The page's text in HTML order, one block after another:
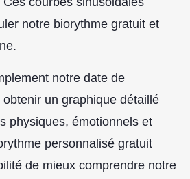
notre biorythme gratuit et
notre date de
un graphique détaillé
physiques, émotionnels et
personnalisé gratuit
de mieux comprendre notre